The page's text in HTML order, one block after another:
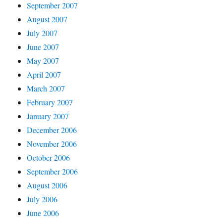
September 2007
August 2007
July 2007
June 2007
May 2007
April 2007
March 2007
February 2007
January 2007
December 2006
November 2006
October 2006
September 2006
August 2006
July 2006
June 2006